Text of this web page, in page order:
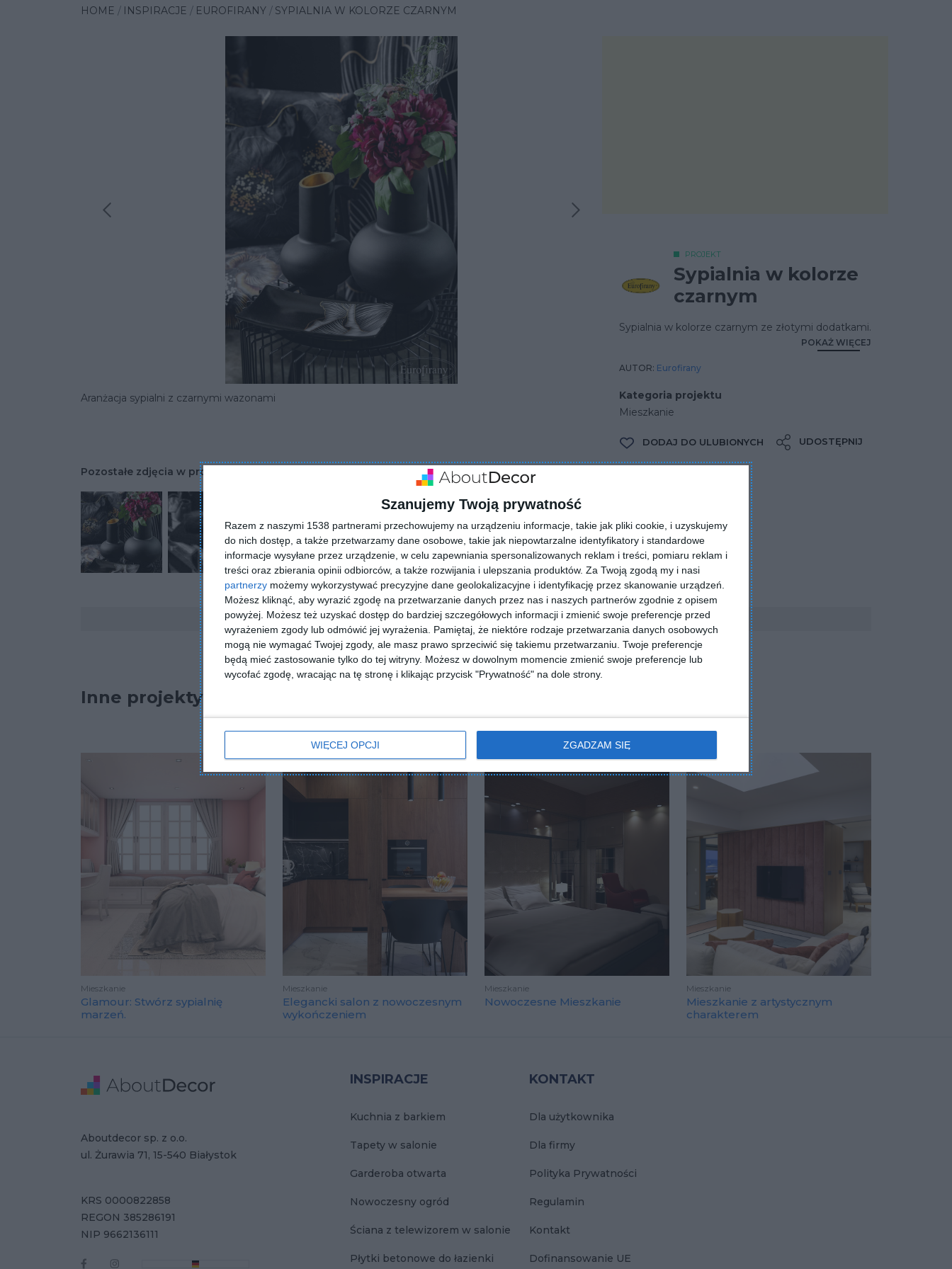
Szanujemy Twoją prywatność
Razem z naszymi 1538 partnerami przechowujemy na urządzeniu informacje, takie jak pliki cookie, i uzyskujemy
do nich dostęp, a także przetwarzamy dane osobowe, takie jak niepowtarzalne identyfikatory i standardowe
informacje wysyłane przez urządzenie, w celu zapewniania spersonalizowanych reklam i treści, pomiaru reklam i
treści oraz zbierania opinii odbiorców, a także rozwijania i ulepszania produktów. Za Twoją zgodą my i nasi
partnerzy możemy wykorzystywać precyzyjne dane geolokalizacyjne i identyfikację przez skanowanie urządzeń.
Możesz kliknąć, aby wyrazić zgodę na przetwarzanie danych przez nas i naszych partnerów zgodnie z opisem
powyżej. Możesz też uzyskać dostęp do bardziej szczegółowych informacji i zmienić swoje preferencje przed
wyrażeniem zgody lub odmówić jej wyrażenia.
Pamiętaj, że niektóre rodzaje przetwarzania danych osobowych
mogą nie wymagać Twojej zgody, ale masz prawo sprzeciwić się takiemu przetwarzaniu. Twoje preferencje
będą mieć zastosowanie tylko do tej witryny. Możesz w dowolnym momencie zmienić swoje preferencje lub
wycofać zgodę, wracając na tę stronę i klikając przycisk "Prywatność" na dole strony.
WIĘCEJ OPCJI ZGADZAM SIĘ
HOME INSPIRACJE EUROFIRANY SYPIALNIA W KOLORZE CZARNYM
Poprzednia inspiracjaNastępna inspiracja
Aranżacja sypialni z czarnymi wazonami
PROJEKT
Sypialnia w kolorze
czarnym
Sypialnia w kolorze czarnym ze złotymi dodatkami.
POKAŻ WIĘCEJ
AUTOR: Eurofirany
Kategoria projektu
Mieszkanie
DODAJ DO ULUBIONYCH UDOSTĘPNIJ
Pozostałe zdjęcia w projekcie:
ZADAJ PYTANIE
Inne projekty
Mieszkanie
Glamour: Stwórz sypialnię
marzeń.
Mieszkanie
Elegancki salon z nowoczesnym
wykończeniem
Mieszkanie
Nowoczesne Mieszkanie
Mieszkanie
Mieszkanie z artystycznym
charakterem
INSPIRACJE
Kuchnia z barkiem
Tapety w salonie
Garderoba otwarta
Nowoczesny ogród
Ściana z telewizorem w salonie
Płytki betonowe do łazienki
KONTAKT
Dla użytkownika
Dla firmy
Polityka Prywatności
Regulamin
Kontakt
Dofinansowanie UE
Adres
Aboutdecor sp. z o.o.
ul. Żurawia 71, 15-540 Białystok
Dane Firmy
KRS 0000822858
REGON 385286191
NIP 9662136111